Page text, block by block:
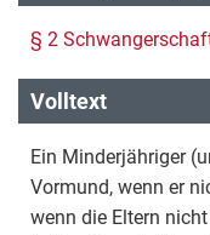
§ 2
Volltext
Ein Minderjähriger
Vormund, wenn er
wenn die Eltern